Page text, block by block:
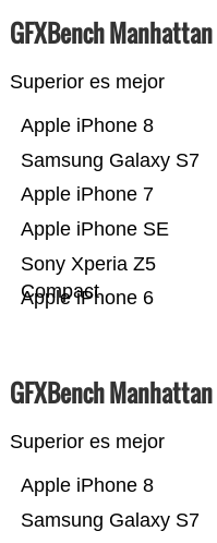
GFXBench Manhattan
Superior es mejor
Apple iPhone 6
Sony Xperia Z5
Compact
Apple iPhone SE
Apple iPhone 7
Samsung Galaxy S7
Apple iPhone 8
GFXBench Manhattan
Superior es mejor
Samsung Galaxy S7
Apple iPhone 8